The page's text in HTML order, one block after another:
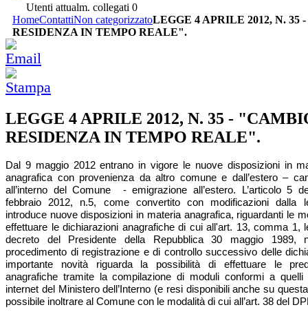
Utenti attualm. collegati 0
HomeContattiNon categorizzatoLEGGE 4 APRILE 2012, N. 35
RESIDENZA IN TEMPO REALE".
LEGGE 4 APRILE 2012, N. 35 -
RESIDENZA IN TEMPO REALE".
Dal 9 maggio 2012 entrano in vigore le nuove disposizioni in
anagrafica con provenienza da altro comune e dall’estero –
all’interno del Comune - emigrazione all’estero. L’articolo 5
febbraio 2012, n.5, come convertito con modificazioni dalla
introduce nuove disposizioni in materia anagrafica, riguardanti le
effettuare le dichiarazioni anagrafiche di cui all'art. 13, comma 1,
decreto del Presidente della Repubblica 30 maggio 1989,
procedimento di registrazione e di controllo successivo delle
importante novità riguarda la possibilità di effettuare le
anagrafiche tramite la compilazione di moduli conformi a
internet del Ministero dell’Interno (e resi disponibili anche su
possibile inoltrare al Comune con le modalità di cui all’art. 38 del